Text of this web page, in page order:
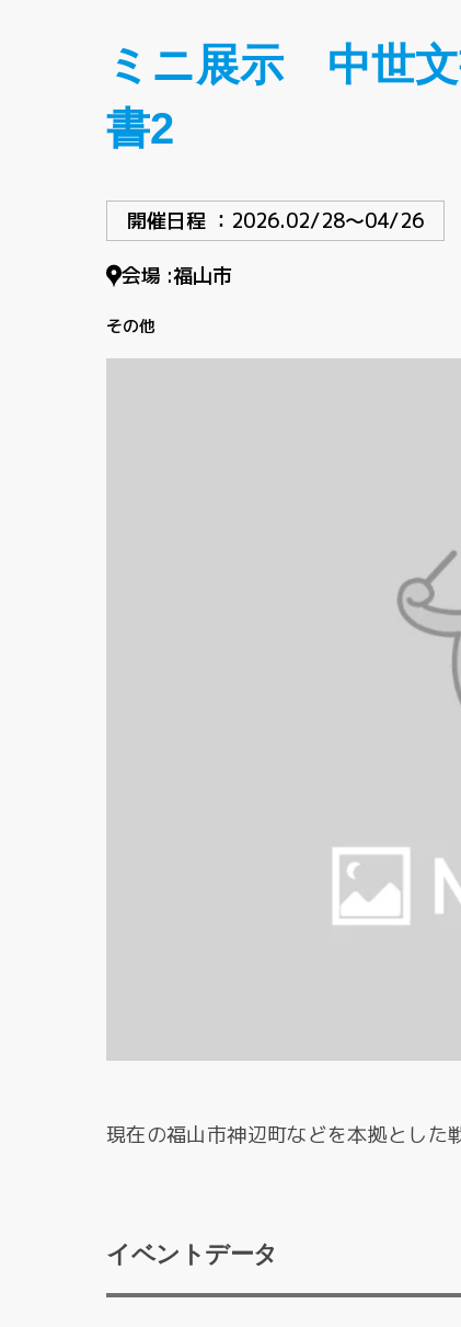
ミニ展示 中世
書2
開催日程 ： 2026.02/28〜04/26
会場 :福山市
その他
現在の福山市神辺町などを本拠とした
イベントデータ